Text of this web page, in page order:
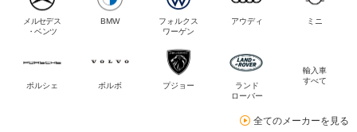
メルセデス
・ベンツ
BMW
フォルクス
ワーゲン
アウディ ミニ
ポルシェ ボルボ プジョー
ランド
ローバー
輸入車
すべて
全てのメーカーを見る